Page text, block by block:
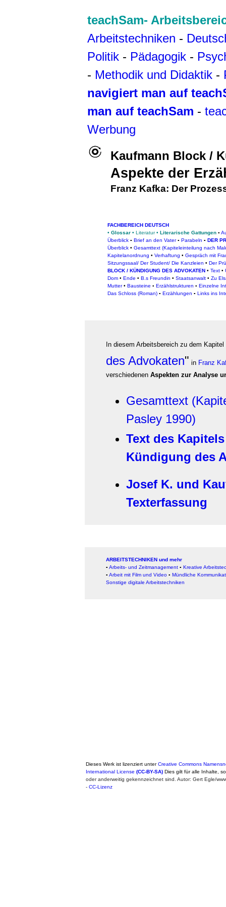
teachSam-
Arbeitstechniken -
Politik - Pädagogik -
- Methodik und Didaktik -
navigiert man auf
man auf teachSam -
Werbung
Kaufmann Block /
Aspekte der
Franz Kafka: Der
FACHBEREICH DEUTSCH
• Glossar • Literatur• Literarische Gattungen ▪
Überblick ▪ Brief an den Vater ▪ Parabeln ▪ DER
Überblick • Gesamttext (Kapiteleinteilung nach
Kapitelanordnung • Verhaftung • Gespräch mit
Sitzungssaal/ Der Student/ Die Kanzleien • Der
BLOCK / KÜNDIGUNG DES ADVOKATEN • Text •
Dom • Ende • B.s Freundin • Staatsanwalt • Zu
Mutter• Bausteine ▪ Erzählstrukturen ▪ Einzelne
Das Schloss (Roman) ▪ Erzählungen ▪ Links ins
In diesem Arbeitsbereich zu dem Kapitel
des Advokaten" in Franz
verschiedenen Aspekten zur Analyse
Gesamttext
Pasley 1990)
Text des
Kündigung des
Josef K. und
Texterfassung
ARBEITSTECHNIKEN und mehr
▪ Arbeits- und Zeitmanagement ▪ Kreative
▪ Arbeit mit Film und Video ▪ Mündliche
Sonstige digitale Arbeitstechniken
Dieses Werk ist lizenziert unterCreative Commons
International License (CC-BY-SA) Dies gilt für alle Inhalte,
oder anderweitig gekennzeichnet sind. Autor: Gert Egle/
- CC-Lizenz